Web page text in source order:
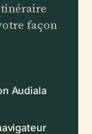
façon
Audiala